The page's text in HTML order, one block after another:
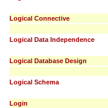
Logical Connective
Logical Data Independence
Logical Database Design
Logical Schema
Login